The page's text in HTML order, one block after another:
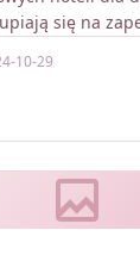
się na
10-29